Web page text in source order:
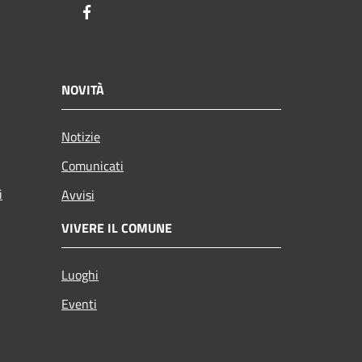
NOVITÀ
Notizie
Comunicati
Avvisi
VIVERE IL COMUNE
Luoghi
Eventi